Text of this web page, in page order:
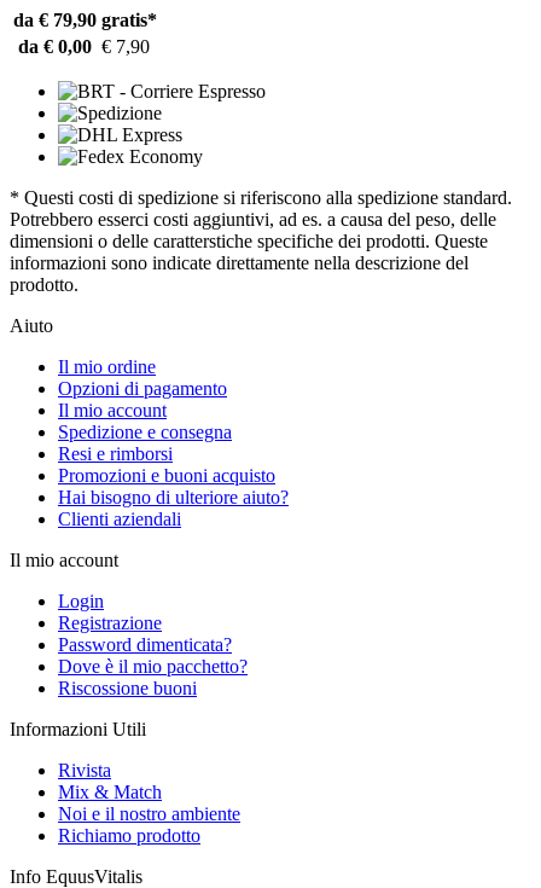
da € 79,90 gratis*
da € 0,00 € 7,90
* Questi costi di spedizione si riferiscono alla spedizione standard.
Potrebbero esserci costi aggiuntivi, ad es. a causa del peso, delle
dimensioni o delle caratterstiche specifiche dei prodotti. Queste
informazioni sono indicate direttamente nella descrizione del
prodotto.
Aiuto
Il mio ordine
Opzioni di pagamento
Il mio account
Spedizione e consegna
Resi e rimborsi
Promozioni e buoni acquisto
Hai bisogno di ulteriore aiuto?
Clienti aziendali
Il mio account
Login
Registrazione
Password dimenticata?
Dove è il mio pacchetto?
Riscossione buoni
Informazioni Utili
Rivista
Mix & Match
Noi e il nostro ambiente
Richiamo prodotto
Info EquusVitalis